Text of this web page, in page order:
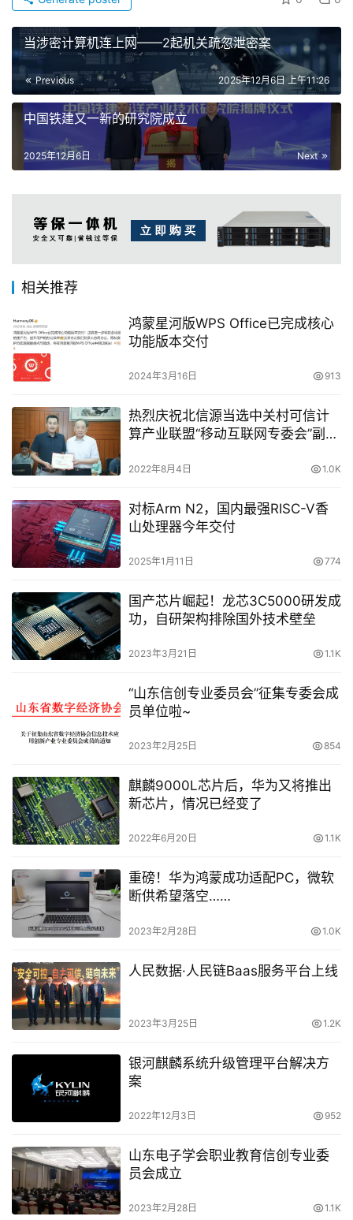
当涉密计算机连上网——2起机关疏忽泄密案
Previous 2025年12月6日 上午11:26
中国铁建又一新的研究院成立
Next
2025年12月6日
相关推荐
鸿蒙星河版WPS Office已完成核心
功能版本交付
2024年3月16日 913
热烈庆祝北信源当选中关村可信计
算产业联盟“移动互联网专委会”副主
2022年8月4日 1.0K
对标Arm N2，国内最强RISC-V香
山处理器今年交付
2025年1月11日 774
国产芯片崛起！龙芯3C5000研发成
功，自研架构排除国外技术壁垒
2023年3月21日 1.1K
“山东信创专业委员会”征集专委会成
员单位啦~
2023年2月25日 854
麒麟9000L芯片后，华为又将推出
新芯片，情况已经变了
2022年6月20日 1.1K
重磅！华为鸿蒙成功适配PC，微软
断供希望落空……
2023年2月28日 1.0K
人民数据·人民链Baas服务平台上线
2023年3月25日 1.2K
银河麒麟系统升级管理平台解决方
案
2022年12月3日 952
山东电子学会职业教育信创专业委
员会成立
2023年2月28日 1.1K